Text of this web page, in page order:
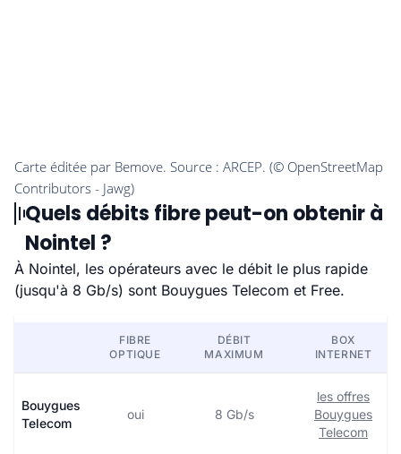
Quels débits fibre peut-on obtenir à
Nointel ?
À Nointel, les opérateurs avec le débit le plus rapide
(jusqu'à 8 Gb/s) sont Bouygues Telecom et Free.
FIBRE
OPTIQUE
DÉBIT
MAXIMUM
BOX
INTERNET
Bouygues
Telecom
oui 8 Gb/s
les offres
Bouygues
Telecom